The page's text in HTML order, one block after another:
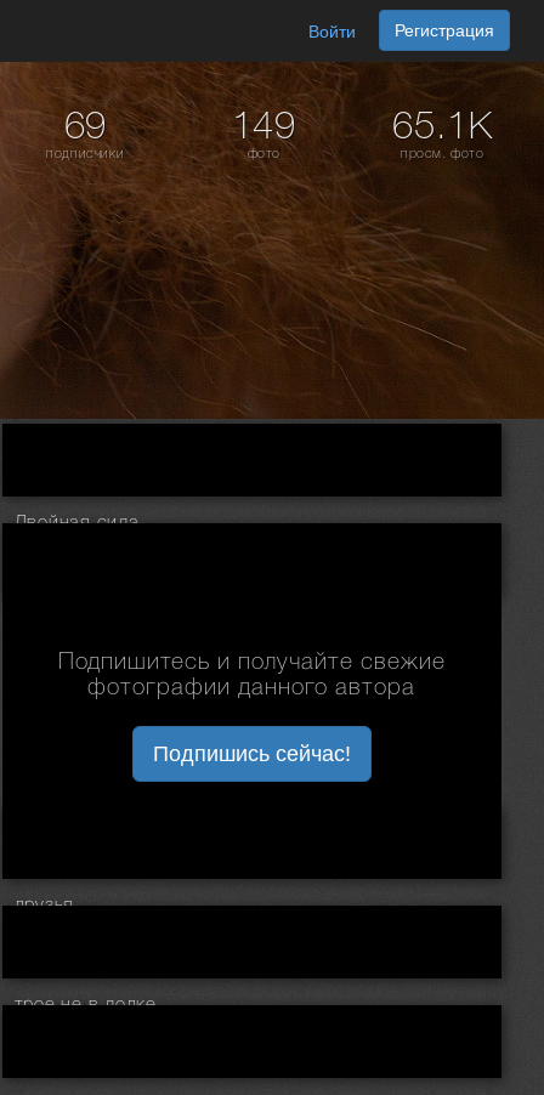
Войти Регистрация
69
подписчики
149
фото
65.1K
просм. фото
Двойная сила
Подпишитесь и получайте свежие
фотографии данного автора
Подпишись сейчас!
друзья
трое не в лодке